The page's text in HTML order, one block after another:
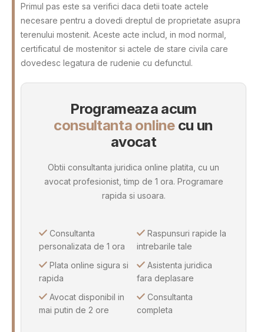
Primul pas este sa verifici daca detii toate actele
necesare pentru a dovedi dreptul de proprietate asupra
terenului mostenit. Aceste acte includ, in mod normal,
certificatul de mostenitor si actele de stare civila care
dovedesc legatura de rudenie cu defunctul.
Programeaza acum
consultanta onlinecu un
avocat
Obtii consultanta juridica online platita, cu un
avocat profesionist, timp de 1 ora. Programare
rapida si usoara.
Consultanta
personalizata de 1 ora
Plata online sigura si
rapida
Avocat disponibil in
mai putin de 2 ore
Raspunsuri rapide la
intrebarile tale
Asistenta juridica
fara deplasare
Consultanta
completa